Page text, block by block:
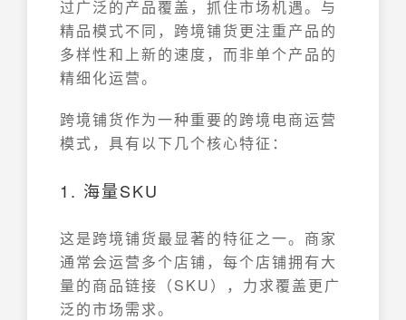
过广泛的产品覆盖，抓住市场机遇。与
精品模式不同，跨境铺货更注重产品的
多样性和上新的速度，而非单个产品的
精细化运营。
跨境铺货作为一种重要的跨境电商运营
模式，具有以下几个核心特征：
1. 海量SKU
这是跨境铺货最显著的特征之一。商家
通常会运营多个店铺，每个店铺拥有大
量的商品链接（SKU），力求覆盖更广
泛的市场需求。